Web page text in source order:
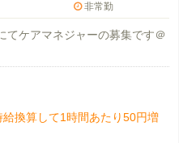
非常勤
てケアマネジャーの募集です＠
換算して1時間あたり50円増